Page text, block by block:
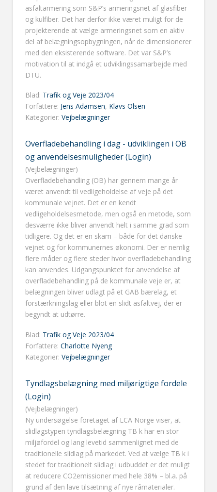
asfaltarmering som S&P’s armeringsnet af glasfiber
og kulfiber. Det har derfor ikke været muligt for de
projekterende at vælge armeringsnet som en aktiv
del af belægningsopbygningen, når de dimensionerer
med den eksisterende software. Det var S&P’s
motivation til at indgå et udviklingssamarbejde med
DTU.
Blad: Trafik og Veje 2023/04
Forfattere: Jens Adamsen, Klavs Olsen
Kategorier: Vejbelægninger
Overfladebehandling i dag - udviklingen i OB
og anvendelsesmuligheder (Login)
(Vejbelægninger)
Overfladebehandling (OB) har gennem mange år
været anvendt til vedligeholdelse af veje på det
kommunale vejnet. Det er en kendt
vedligeholdelsesmetode, men også en metode, som
desværre ikke bliver anvendt helt i samme grad som
tidligere. Og det er en skam – både for det danske
vejnet og for kommunernes økonomi. Der er nemlig
flere måder og flere steder hvor overfladebehandling
kan anvendes. Udgangspunktet for anvendelse af
overfladebehandling på de kommunale veje er, at
belægningen bliver udlagt på et GAB bærelag, et
forstærkningslag eller blot en slidt asfaltvej, der er
begyndt at udtørre.
Blad: Trafik og Veje 2023/04
Forfattere: Charlotte Nyeng
Kategorier: Vejbelægninger
Tyndlagsbelægning med miljørigtige fordele
(Login)
(Vejbelægninger)
Ny undersøgelse foretaget af LCA Norge viser, at
slidlagstypen tyndlagsbelægning TB k har en stor
miljøfordel og lang levetid sammenlignet med de
traditionelle slidlag på markedet. Ved at vælge TB k i
stedet for traditionelt slidlag i udbuddet er det muligt
at reducere CO2emissioner med hele 38% – bl.a. på
grund af den lave tilsætning af nye råmaterialer.